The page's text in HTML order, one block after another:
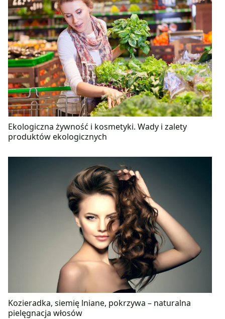
Ekologiczna żywność i kosmetyki. Wady i zalety
produktów ekologicznych
Kozieradka, siemię lniane, pokrzywa – naturalna
pielęgnacja włosów